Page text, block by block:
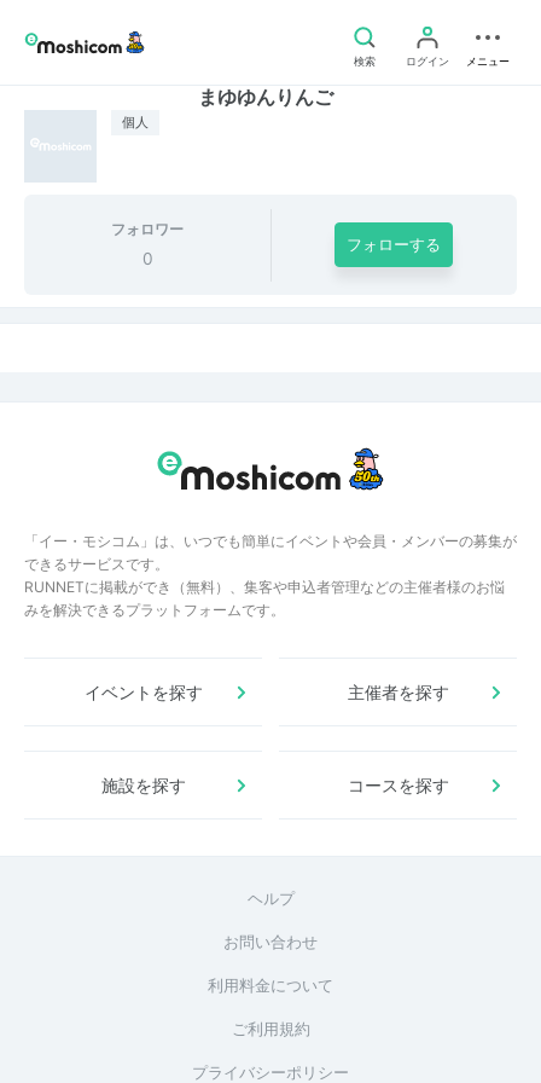
検索 ログイン メニュー
個人
まゆゆんりんご
フォロワー
0
フォローする
「イー・モシコム」は、いつでも簡単にイベントや会員・メンバーの募集が
できるサービスです。
RUNNETに掲載ができ（無料）、集客や申込者管理などの主催者様のお悩
みを解決できるプラットフォームです。
イベントを探す 主催者を探す
施設を探す コースを探す
ヘルプ
お問い合わせ
利用料金について
ご利用規約
プライバシーポリシー